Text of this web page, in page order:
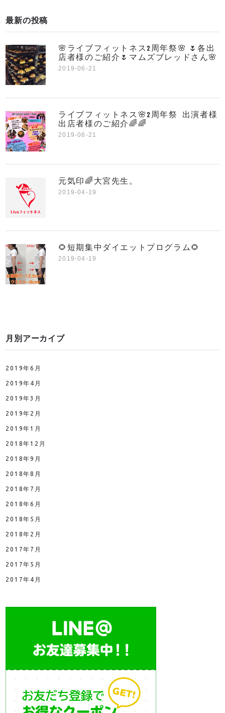
最新の投稿
🌸ライブフィットネス2周年祭🌸 🌷各出
店者様のご紹介🌷マムズブレッドさん🌸
2019-06-21
ライブフィットネス🌸2周年祭 出演者様
出店者様のご紹介🌈🌈
2019-06-21
元気印🌈大宮先生。
2019-04-19
🌻短期集中ダイエットプログラム🌻
2019-04-19
月別アーカイブ
2019年6月
2019年4月
2019年3月
2019年2月
2019年1月
2018年12月
2018年9月
2018年8月
2018年7月
2018年6月
2018年5月
2018年2月
2017年7月
2017年5月
2017年4月